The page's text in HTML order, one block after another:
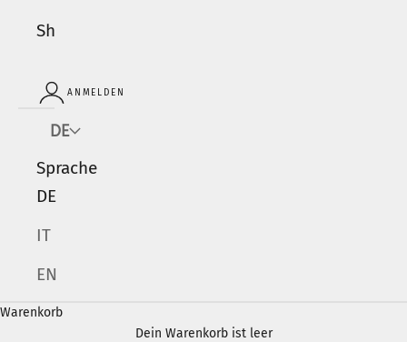
Shop
ANMELDEN
DE
Sprache
DE
IT
EN
Warenkorb
Dein Warenkorb ist leer